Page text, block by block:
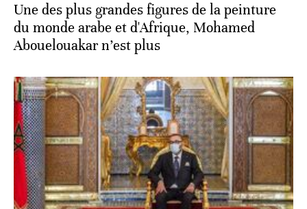
Une des plus grandes figures de la peinture
du monde arabe et d'Afrique, Mohamed
Abouelouakar n’est plus